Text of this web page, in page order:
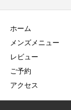
ホーム
メンズメニュー
レビュー
ご予約
アクセス